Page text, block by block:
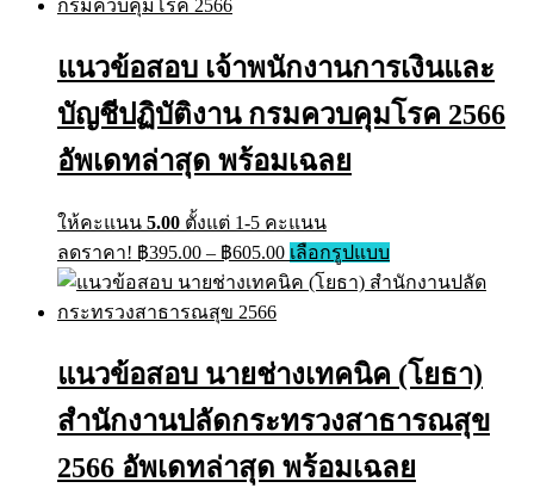
options
be
chosen
แนวข้อสอบ เจ้าพนักงานการเงินและ
บัญชีปฏิบัติงาน กรมควบคุมโรค 2566
อัพเดทล่าสุด พร้อมเฉลย
ให้คะแนน 5.00 ตั้งแต่ 1-5 คะแนน
ลดราคา! ฿395.00 – ฿605.00Price
range:
฿395.00
เลือกรูปแบบThis
product
has
The
options
may
be
chosen
on
the
แนวข้อสอบ นายช่างเทคนิค (โยธา)
สำนักงานปลัดกระทรวงสาธารณสุข
2566 อัพเดทล่าสุด พร้อมเฉลย